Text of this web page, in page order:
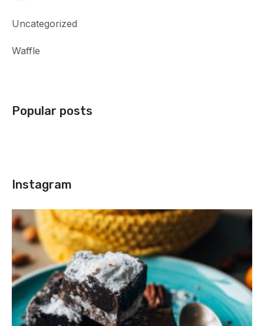
Uncategorized
Waffle
Popular posts
Instagram